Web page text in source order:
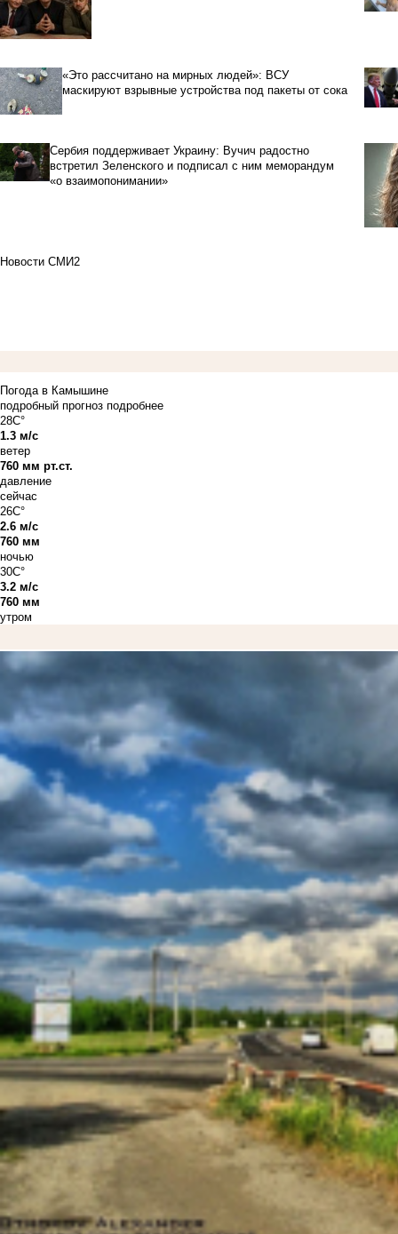
«Это рассчитано на мирных людей»: ВСУ
маскируют взрывные устройства под пакеты от сока
Сербия поддерживает Украину: Вучич радостно
встретил Зеленского и подписал с ним меморандум
«о взаимопонимании»
Новости СМИ2
Погода в Камышине
подробный прогноз подробнее
28C°
1.3 м/с
ветер
760 мм рт.ст.
давление
сейчас
26C°
2.6 м/с
760 мм
ночью
30C°
3.2 м/с
760 мм
утром